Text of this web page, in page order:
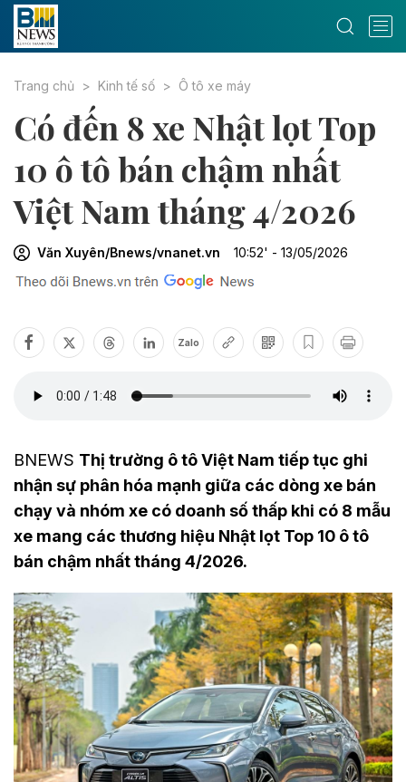
Trang chủ Kinh tế số Ô tô xe máy
Có đến 8 xe Nhật lọt Top
10 ô tô bán chậm nhất
Việt Nam tháng 4/2026
Văn Xuyên/Bnews/vnanet.vn 10:52' - 13/05/2026
Zalo
BNEWS Thị trường ô tô Việt Nam tiếp tục ghi
nhận sự phân hóa mạnh giữa các dòng xe bán
chạy và nhóm xe có doanh số thấp khi có 8 mẫu
xe mang các thương hiệu Nhật lọt Top 10 ô tô
bán chậm nhất tháng 4/2026.